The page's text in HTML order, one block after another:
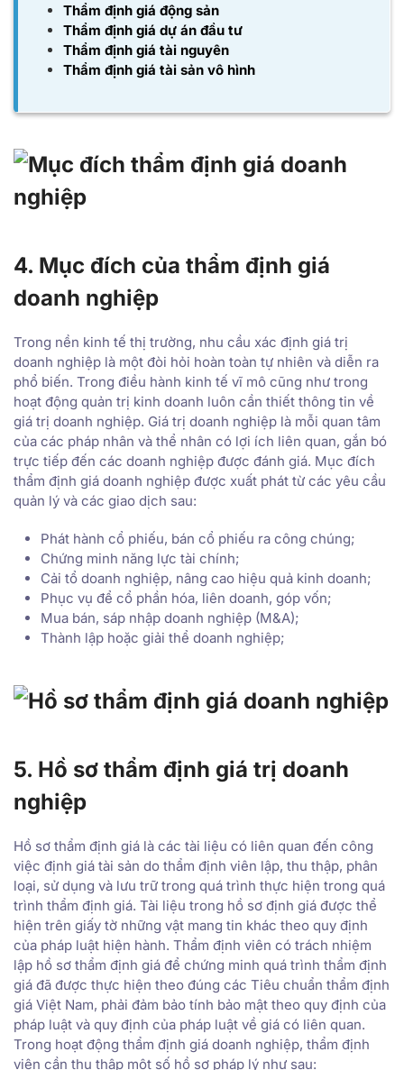
Thẩm định giá động sản
Thẩm định giá dự án đầu tư
Thẩm định giá tài nguyên
Thẩm định giá tài sản vô hình
4. Mục đích của thẩm định giá
doanh nghiệp
Trong nền kinh tế thị trường, nhu cầu xác định giá trị
doanh nghiệp là một đòi hỏi hoàn toàn tự nhiên và diễn ra
phổ biến. Trong điều hành kinh tế vĩ mô cũng như trong
hoạt động quản trị kinh doanh luôn cần thiết thông tin về
giá trị doanh nghiệp. Giá trị doanh nghiệp là mỗi quan tâm
của các pháp nhân và thể nhân có lợi ích liên quan, gắn bó
trực tiếp đến các doanh nghiệp được đánh giá. Mục đích
thẩm định giá doanh nghiệp được xuất phát từ các yêu cầu
quản lý và các giao dịch sau:
Phát hành cổ phiếu, bán cổ phiếu ra công chúng;
Chứng minh năng lực tài chính;
Cải tổ doanh nghiệp, nâng cao hiệu quả kinh doanh;
Phục vụ để cổ phần hóa, liên doanh, góp vốn;
Mua bán, sáp nhập doanh nghiệp (M&A);
Thành lập hoặc giải thể doanh nghiệp;
5. Hồ sơ thẩm định giá trị doanh
nghiệp
Hồ sơ thẩm định giá là các tài liệu có liên quan đến công
việc định giá tài sản do thẩm định viên lập, thu thập, phân
loại, sử dụng và lưu trữ trong quá trình thực hiện trong quá
trình thẩm định giá. Tài liệu trong hồ sơ định giá được thể
hiện trên giấy tờ những vật mang tin khác theo quy định
của pháp luật hiện hành. Thẩm định viên có trách nhiệm
lập hồ sơ thẩm định giá để chứng minh quá trình thẩm định
giá đã được thực hiện theo đúng các Tiêu chuẩn thẩm định
giá Việt Nam, phải đảm bảo tính bảo mật theo quy định của
pháp luật và quy định của pháp luật về giá có liên quan.
Trong hoạt động thẩm định giá doanh nghiệp, thẩm định
viên cần thu thập một số hồ sơ pháp lý như sau: